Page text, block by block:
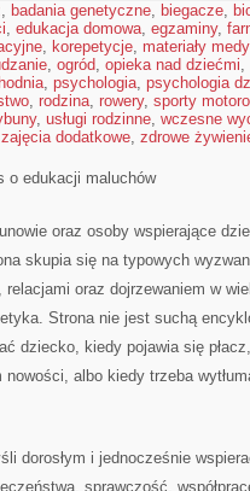
, badania genetyczne, biegacze,
, edukacja domowa, egzaminy,
, korepetycje, materiały
, ogród, opieka nad dziećmi,
, psychologia, psychologia
, rodzina, rowery, sporty
, usługi rodzinne, wczesne
zajęcia dodatkowe, zdrowe
o edukacji maluchów
oraz osoby wspierające
skupia się na typowych
oraz dojrzewaniem w
Strona nie jest suchą
dziecko, kiedy pojawia się
nowości, albo kiedy trzeba
dorosłym i jednocześnie
sprawczość,